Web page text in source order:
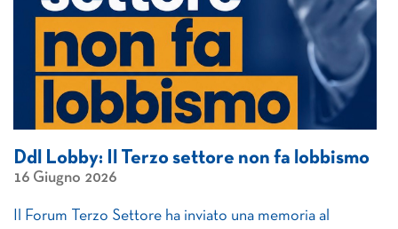
Ddl Lobby: Il Terzo settore non fa lobbismo
16 Giugno 2026
Il Forum Terzo Settore ha inviato una memoria al